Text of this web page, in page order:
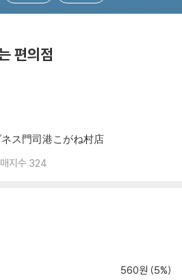
편의점
ス門司港こがね村店
지수 324
560원 (5%)